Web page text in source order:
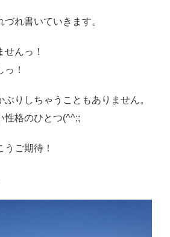
れ書いていきます。
んっ！
！
りしちゃうこともありません。
性格のひとつ(^^;;
ご期待！